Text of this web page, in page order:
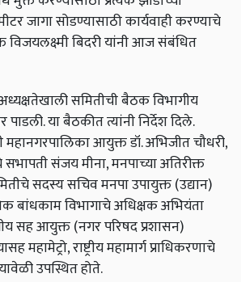
जागासोडण्यासाठीकार्यवाहीकरण्याचे
विजयलक्ष्मीबिदरीयांनीआजसंबंधित
समितीचीबैठकविभागीय
पाडली.याबैठकीतत्यांनीनिर्देशदिले.
महानगरपालिकाआयुक्तडॉ.अभिजीतचौधरी,
सभापतीसंजयमीना,मनपाच्याअतिरीक्त
सदस्यसचिवमनपाउपायुक्त(उद्यान)
बांधकामविभागाचेअधिक्षकअभियंता
सहआयुक्त(नगरपरिषदप्रशासन)
महामेट्रो,राष्ट्रीयमहामार्गप्राधिकरणाचे
उपस्थितहोते.